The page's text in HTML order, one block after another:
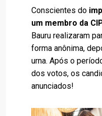
Conscientes do
um membro da
Bauru realizaram
forma anônima,
urna. Após o
dos votos, os
anunciados!